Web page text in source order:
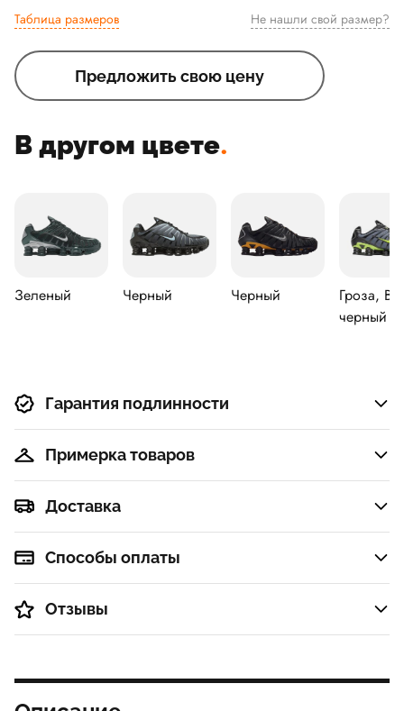
Таблица размеров Не нашли свой размер?
Предложить свою цену
В другом цвете.
Зеленый Черный Черный
Гроза,
черный
Гарантия подлинности
Примерка товаров
Доставка
Способы оплаты
Отзывы